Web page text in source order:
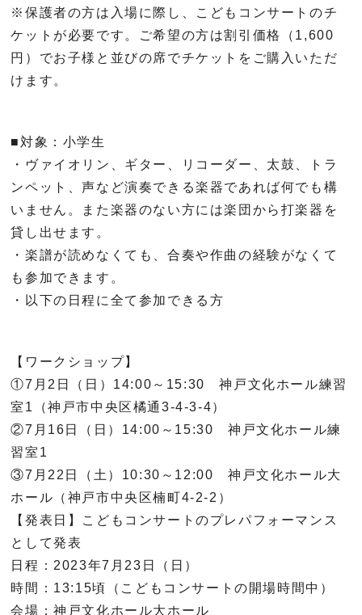
※保護者の方は入場に際し、こどもコンサートのチ
ケットが必要です。ご希望の方は割引価格（ 1,600
円）でお子様と並びの席でチケットをご購入いただ
けます。
■対象：小学生
・ヴァイオリン、ギター、リコーダー、太鼓、トラ
ンペット、声など演奏できる楽器であれば何でも構
いません。また楽器のない方には楽団から打楽器を
貸し出せます。
・楽譜が読めなくても、合奏や作曲の経験がなくて
も参加できます。
・以下の日程に全て参加できる方
【ワークショップ】
①7 月 2 日（日） 14:00 ～ 15:30
神戸文化ホール練習
室 1 （神戸市中央区橘通3-4-3-4）
②7 月 16 日（日） 14:00 ～ 15:30 神戸文化ホール練
習室 1
③7 月 22 日（土） 10:30 ～ 12:00 神戸文化ホール大
ホール（神戸市中央区楠町4-2-2 ）
【発表日】こどもコンサートのプレパフォーマンス
として発表
日程： 2023年7 月 23 日（日）
時間： 13:15頃（こどもコンサートの開場時間中）
会場：神戸文化ホール大ホール